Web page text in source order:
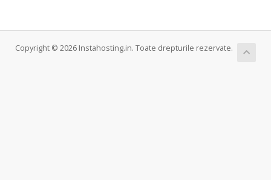
Copyright © 2026 Instahosting.in. Toate drepturile rezervate.